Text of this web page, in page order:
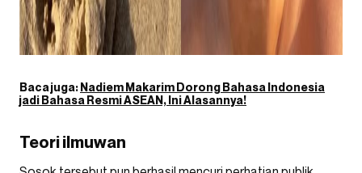
Baca juga:Nadiem Makarim Dorong Bahasa Indonesia
jadi Bahasa Resmi ASEAN, Ini Alasannya!
Teori ilmuwan